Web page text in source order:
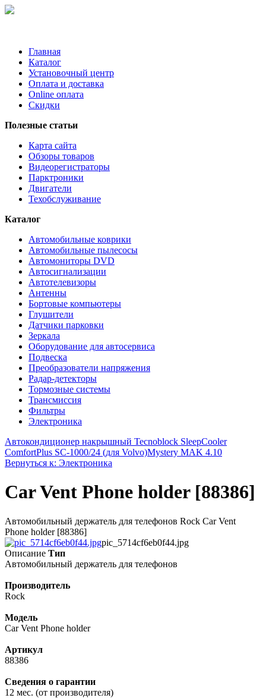
Главная
Каталог
Установочный центр
Оплата и доставка
Online оплата
Скидки
Полезные статьи
Карта сайта
Обзоры товаров
Видеорегистраторы
Парктроники
Двигатели
Техобслуживание
Каталог
Автомобильные коврики
Автомобильные пылесосы
Автомониторы DVD
Автосигнализации
Автотелевизоры
Антенны
Бортовые компьютеры
Глушители
Датчики парковки
Зеркала
Оборудование для автосервиса
Подвеска
Преобразователи напряжения
Радар-детекторы
Тормозные системы
Трансмиссия
Фильтры
Электроника
Автокондиционер накрышный Tecnoblock SleepCooler
ComfortPlus SС-1000/24 (для Volvo)Mystery MAK 4.10
Вернуться к: Электроника
Car Vent Phone holder [88386]
Автомобильный держатель для телефонов Rock Car Vent
Phone holder [88386]
pic_5714cf6eb0f44.jpg
Описание Тип
Автомобильный держатель для телефонов
Производитель
Rock
Модель
Car Vent Phone holder
Артикул
88386
Сведения о гарантии
12 мес. (от производителя)